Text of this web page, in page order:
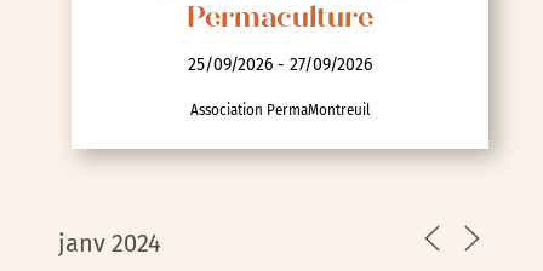
Permaculture
25/09/2026 - 27/09/2026
Association PermaMontreuil